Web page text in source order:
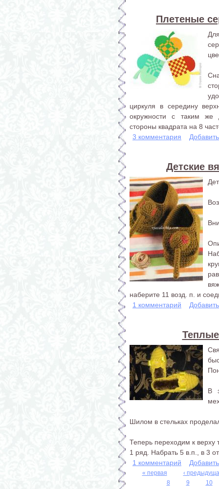
Плетеные
циркуля в середину
окружности с таким
стороны квадрата на 8
3 комментария
Детские
наберите 11 возд. п. и
1 комментарий
В
Шилом в стельках
Теперь переходим к верху
1 ряд. Набрать 5 в.п., в 3
1 комментарий
« первая
‹
8
9 10